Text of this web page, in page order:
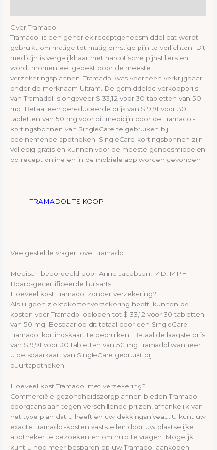
Over Tramadol
Tramadol is een generiek receptgeneesmiddel dat wordt
gebruikt om matige tot matig ernstige pijn te verlichten. Dit
medicijn is vergelijkbaar met narcotische pijnstillers en
wordt momenteel gedekt door de meeste
verzekeringsplannen. Tramadol was voorheen verkrijgbaar
onder de merknaam Ultram. De gemiddelde verkoopprijs
van Tramadol is ongeveer $ 33,12 voor 30 tabletten van 50
mg. Betaal een gereduceerde prijs van $ 9,91 voor 30
tabletten van 50 mg voor dit medicijn door de Tramadol-
kortingsbonnen van SingleCare te gebruiken bij
deelnemende apotheken. SingleCare-kortingsbonnen zijn
volledig gratis en kunnen voor de meeste geneesmiddelen
op recept online en in de mobiele app worden gevonden.
TRAMADOL TE KOOP
Veelgestelde vragen over tramadol
Medisch beoordeeld door Anne Jacobson, MD, MPH
Board-gecertificeerde huisarts
Hoeveel kost Tramadol zonder verzekering?
Als u geen ziektekostenverzekering heeft, kunnen de
kosten voor Tramadol oplopen tot $ 33,12 voor 30 tabletten
van 50 mg. Bespaar op dit totaal door een SingleCare
Tramadol kortingskaart te gebruiken. Betaal de laagste prijs
van $ 9,91 voor 30 tabletten van 50 mg Tramadol wanneer
u de spaarkaart van SingleCare gebruikt bij
buurtapotheken.
Hoeveel kost Tramadol met verzekering?
Commerciële gezondheidszorgplannen bieden Tramadol
doorgaans aan tegen verschillende prijzen, afhankelijk van
het type plan dat u heeft en uw dekkingsniveau. U kunt uw
exacte Tramadol-kosten vaststellen door uw plaatselijke
apotheker te bezoeken en om hulp te vragen. Mogelijk
kunt u nog meer besparen op uw Tramadol-aankopen